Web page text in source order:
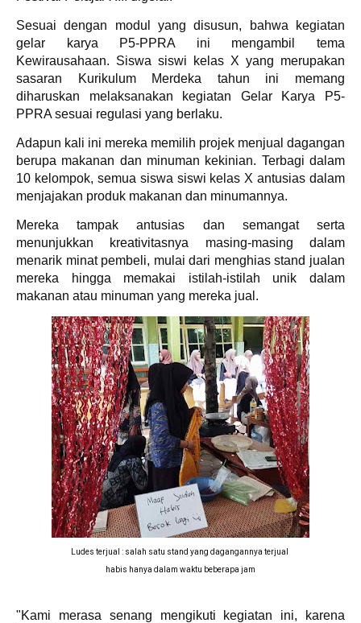
Sesuai dengan modul yang disusun, bahwa kegiatan
gelar karya P5-PPRA ini mengambil tema
Kewirausahaan. Siswa siswi kelas X yang merupakan
sasaran Kurikulum Merdeka tahun ini memang
diharuskan melaksanakan kegiatan Gelar Karya P5-
PPRA sesuai regulasi yang berlaku.
Adapun kali ini mereka memilih projek menjual dagangan
berupa makanan dan minuman kekinian. Terbagi dalam
10 kelompok, semua siswa siswi kelas X antusias dalam
menjajakan produk makanan dan minumannya.
Mereka tampak antusias dan semangat serta
menunjukkan kreativitasnya masing-masing dalam
menarik minat pembeli, mulai dari menghias stand jualan
mereka hingga memakai istilah-istilah unik dalam
makanan atau minuman yang mereka jual.
Ludes terjual : salah satu stand yang dagangannya terjual
habis hanya dalam waktu beberapa jam
"Kami merasa senang mengikuti kegiatan ini, karena